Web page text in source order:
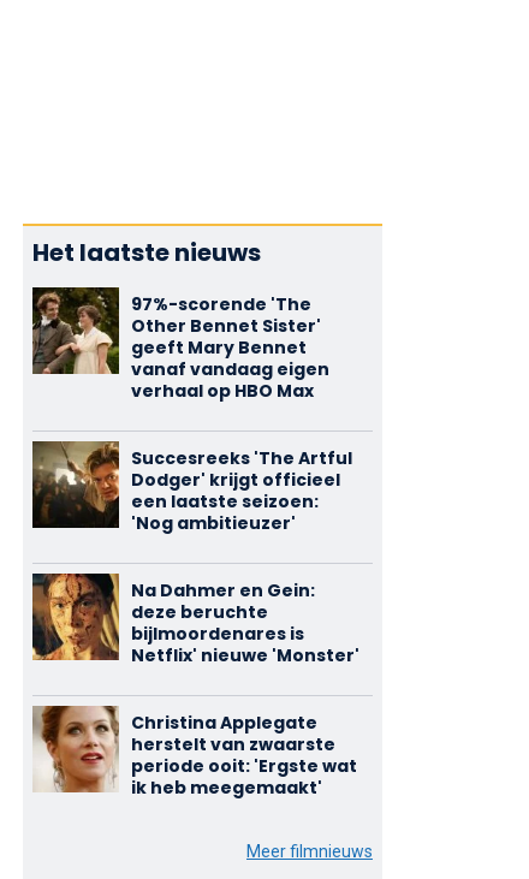
Het laatste nieuws
97%-scorende 'The
Other Bennet Sister'
geeft Mary Bennet
vanaf vandaag eigen
verhaal op HBO Max
Succesreeks 'The Artful
Dodger' krijgt officieel
een laatste seizoen:
'Nog ambitieuzer'
Na Dahmer en Gein:
deze beruchte
bijlmoordenares is
Netflix' nieuwe 'Monster'
Christina Applegate
herstelt van zwaarste
periode ooit: 'Ergste wat
ik heb meegemaakt'
Meer filmnieuws